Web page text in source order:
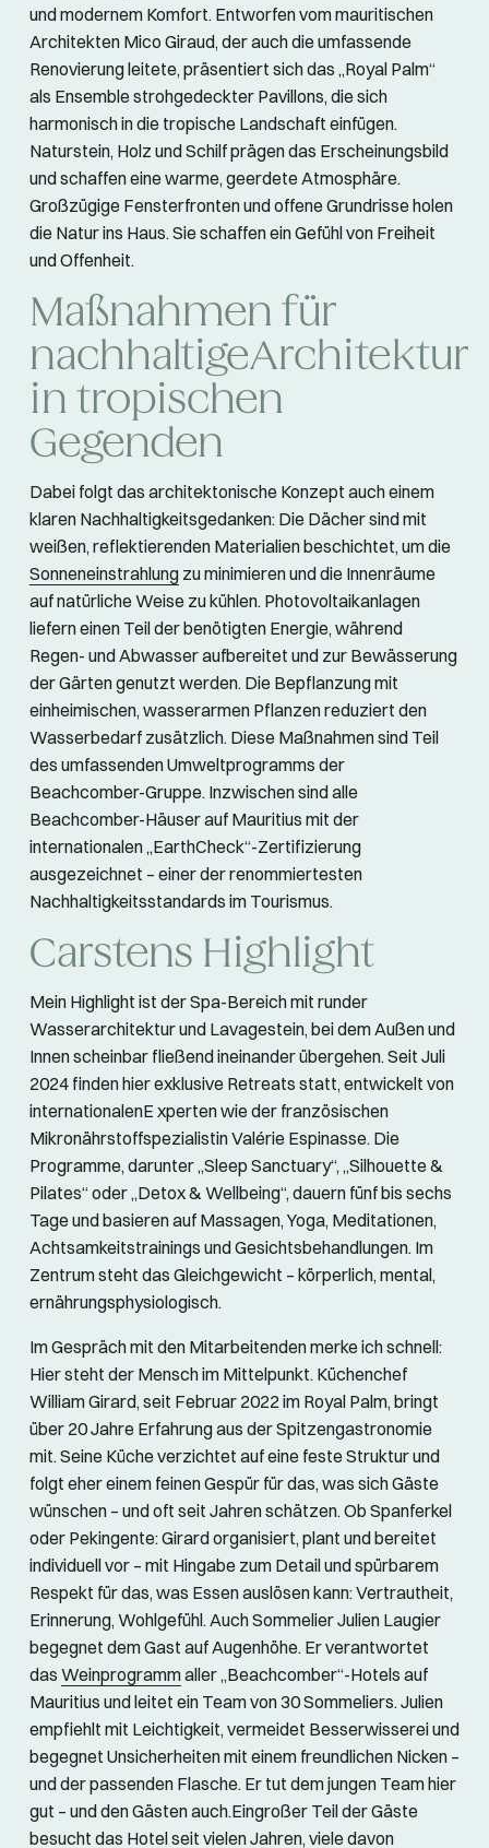
und modernem Komfort. Entworfen vom mauritischen
Architekten Mico Giraud, der auch die umfassende
Renovierung leitete, präsentiert sich das „Royal Palm“
als Ensemble strohgedeckter Pavillons, die sich
harmonisch in die tropische Landschaft einfügen.
Naturstein, Holz und Schilf prägen das Erscheinungsbild
und schaffen eine warme, geerdete Atmosphäre.
Großzügige Fensterfronten und offene Grundrisse holen
die Natur ins Haus. Sie schaffen ein Gefühl von Freiheit
und Offenheit.
Maßnahmen für
nachhaltigeArchitektur
in tropischen
Gegenden
Dabei folgt das architektonische Konzept auch einem
klaren Nachhaltigkeitsgedanken: Die Dächer sind mit
weißen, reflektierenden Materialien beschichtet, um die
Sonneneinstrahlungzu minimieren und die Innenräume
auf natürliche Weise zu kühlen. Photovoltaikanlagen
liefern einen Teil der benötigten Energie, während
Regen- und Abwasser aufbereitet und zur Bewässerung
der Gärten genutzt werden. Die Bepflanzung mit
einheimischen, wasserarmen Pflanzen reduziert den
Wasserbedarf zusätzlich. Diese Maßnahmen sind Teil
des umfassenden Umweltprogramms der
Beachcomber-Gruppe. Inzwischen sind alle
Beachcomber-Häuser auf Mauritius mit der
internationalen „EarthCheck“-Zertifizierung
ausgezeichnet – einer der renommiertesten
Nachhaltigkeitsstandards im Tourismus.
Carstens Highlight
Mein Highlight ist der Spa-Bereich mit runder
Wasserarchitektur und Lavagestein, bei dem Außen und
Innen scheinbar fließend ineinander übergehen. Seit Juli
2024 finden hier exklusive Retreats statt, entwickelt von
internationalenE xperten wie der französischen
Mikronährstoffspezialistin Valérie Espinasse. Die
Programme, darunter „Sleep Sanctuary“, „Silhouette &
Pilates“ oder „Detox & Wellbeing“, dauern fünf bis sechs
Tage und basieren auf Massagen, Yoga, Meditationen,
Achtsamkeitstrainings und Gesichtsbehandlungen. Im
Zentrum steht das Gleichgewicht – körperlich, mental,
ernährungsphysiologisch.
Im Gespräch mit den Mitarbeitenden merke ich schnell:
Hier steht der Mensch im Mittelpunkt. Küchenchef
William Girard, seit Februar 2022 im Royal Palm, bringt
über 20 Jahre Erfahrung aus der Spitzengastronomie
mit. Seine Küche verzichtet auf eine feste Struktur und
folgt eher einem feinen Gespür für das, was sich Gäste
wünschen – und oft seit Jahren schätzen. Ob Spanferkel
oder Pekingente: Girard organisiert, plant und bereitet
individuell vor – mit Hingabe zum Detail und spürbarem
Respekt für das, was Essen auslösen kann: Vertrautheit,
Erinnerung, Wohlgefühl. Auch Sommelier Julien Laugier
begegnet dem Gast auf Augenhöhe. Er verantwortet
das Weinprogrammaller „Beachcomber“-Hotels auf
Mauritius und leitet ein Team von 30 Sommeliers. Julien
empfiehlt mit Leichtigkeit, vermeidet Besserwisserei und
begegnet Unsicherheiten mit einem freundlichen Nicken –
und der passenden Flasche. Er tut dem jungen Team hier
gut – und den Gästen auch.Eingroßer Teil der Gäste
besucht das Hotel seit vielen Jahren, viele davon